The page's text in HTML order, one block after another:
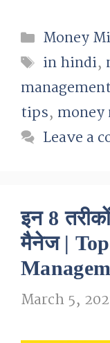
Money
Tags
in hindi,
management
tips,
Leave a
इन 8
मैनेज |
March 5,